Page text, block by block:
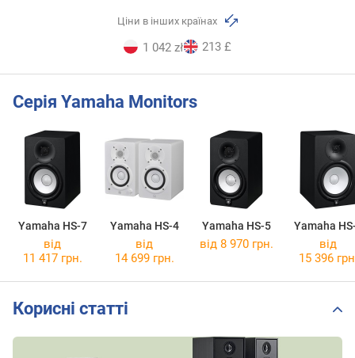
Ціни в інших країнах
1 042 zł 213 £
Серія Yamaha Monitors
Yamaha HS-7 Yamaha HS-4 Yamaha HS-5 Yamaha
від
11 417 грн.
від
14 699 грн.
від 8 970 грн.
від
15 396
Корисні статті